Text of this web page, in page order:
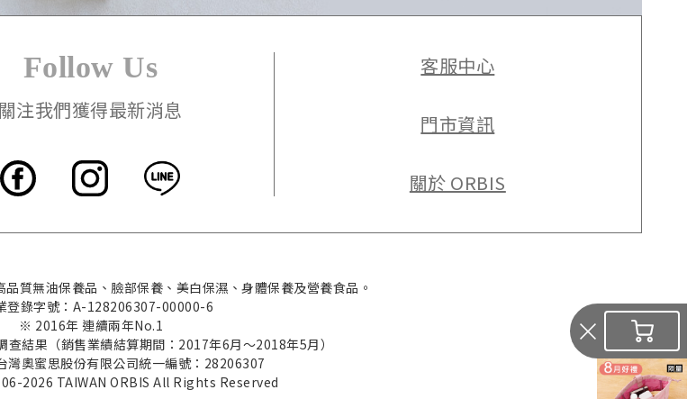
Follow Us
關注我們獲得最新消息
客服中心
門市資訊
關於 ORBIS
質無油保養品、臉部保養、美白保濕、身體保養及營養食品。
登錄字號：A-128206307-00000-6
※ 2016年 連續兩年No.1
結果（銷售業績結算期間：2017年6月～2018年5月）
灣奧蜜思股份有限公司統一編號：28206307
2026 TAIWAN ORBIS All Rights Reserved